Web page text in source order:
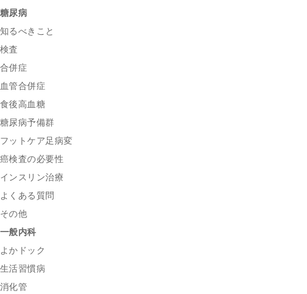
糖尿病
知るべきこと
検査
合併症
血管合併症
食後高血糖
糖尿病予備群
フットケア足病変
癌検査の必要性
インスリン治療
よくある質問
その他
一般内科
よかドック
生活習慣病
消化管